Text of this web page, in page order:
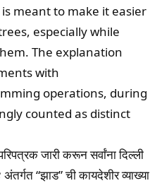
is meant to make it easier
especially while
The explanation
with
operations, during
counted as distinct
जारी करून सर्वांना दिल्ली
“झाड” ची कायदेशीर व्याख्या